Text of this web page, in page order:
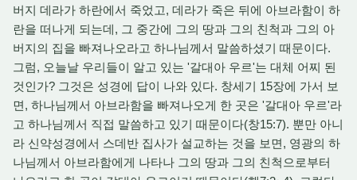
버지 데라가 하란에서 죽었고, 데라가 죽은 뒤에 아브라함이 하
란을 떠나게 되는데, 그 중간에 그의 땅과 그의 친척과 그의 아
버지의 집을 빠져나오라고 하나님께서 말씀하셨기 때문이다.
그럼, 오늘날 우리들이 알고 있는 '갈대아 우르'는 대체 어찌 된
것인가? 그것은 성경에 답이 나와 있다. 창세기 15장에 가서 보
면, 하나님께서 아브라함을 빠져나오게 한 곳은 '갈대아 우르'라
고 하나님께서 직접 말씀하고 있기 때문이다(창15:7). 뿐만 아니
라 신약성경에서 스데반 집사가 설교하는 것을 보면, 영광의 하
나님께서 아브라함에게 나타나 그의 땅과 그의 친척으로부터